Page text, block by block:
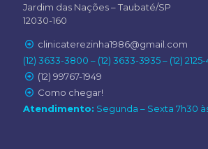
Jardim das Nações – Taubaté/SP
12030-160
clinicaterezinha1986@gmail.com
(12) 3633-3800 – (12) 3633-3935 – (12)
(12) 99767-1949
Como chegar!
Atendimento: Segunda – Sexta 7h30